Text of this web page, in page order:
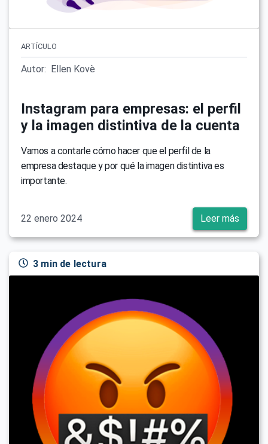
ARTÍCULO
Autor: Ellen Kovè
Instagram para empresas: el perfil
y la imagen distintiva de la cuenta
Vamos a contarle cómo hacer que el perfil de la
empresa destaque y por qué la imagen distintiva es
importante.
22 enero 2024 Leer más
3 min de lectura